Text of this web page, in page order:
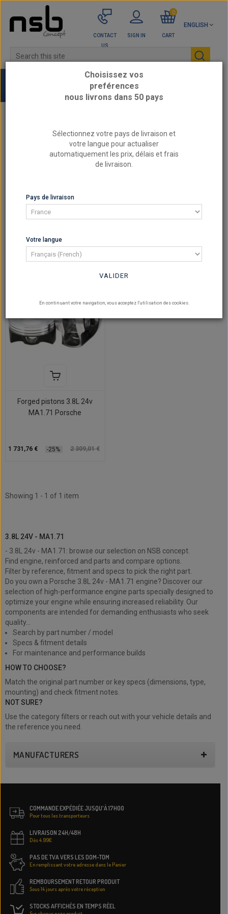
ENGLISH
CONTACT
US
SIGN IN CART
0
3.8L 24v - MA1.71
3.8L 24V - MA1.71
There is 1 product.
Forged pistons 3.8L 24v
MA1.71 Porsche
1 731,76 € -25% 2 309,01 €
Showing 1 - 1 of 1 item
3.8L 24V - MA1.71
- 3.8L 24v - MA1.71: browse our selection on NSB concept.
Find engine, reinforced and parts and compare options.
Filter by reference, fitment and specs to pick the right part.
Do you own a Porsche 3.8L 24v - MA1.71 engine? Discover our
selection of high-performance engine parts specially designed to
optimize your engine while ensuring increased reliability. Our
components are intended for demanding enthusiasts who seek
quality...
Search by part number / model
Specs & fitment details
For maintenance and performance builds
HOW TO CHOOSE?
Match the original part number or key specs (dimensions, type,
mounting) and check fitment notes.
NOT SURE?
Use the category filters or reach out with your vehicle details and
the reference you need.
MANUFACTURERS
COMMANDE EXPÉDIÉE JUSQU'À 17H00
Pour tous les transporteurs
LIVRAISON 24H/48H
Dès 4.99€
PAS DE TVA VERS LES DOM-TOM
En remplissant votre adresse dans le Panier
REMBOURSEMENT RETOUR PRODUIT
Sous 14 jours après votre réception
STOCKS AFFICHÉS EN TEMPS RÉEL
Choisissez vos
preférences
nous livrons dans 50 pays
Sélectionnez votre pays de livraison et
votre langue pour actualiser
automatiquement les prix, délais et frais
de livraison.
Pays de livraison
Votre langue
VALIDER
En continuant votre navigation, vous acceptez l'utilisation des cookies.